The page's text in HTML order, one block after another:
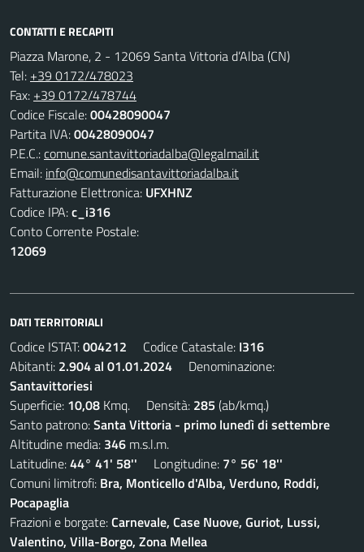
CONTATTI E RECAPITI
Piazza Marone, 2 - 12069 Santa Vittoria d’Alba (CN)
Tel: +39 0172/478023
Fax: +39 0172/478744
Codice Fiscale:00428090047
Partita IVA:00428090047
P.E.C.:comune.santavittoriadalba@legalmail.it
Email: info@comunedisantavittoriadalba.it
Fatturazione Elettronica: UFXHNZ
Codice IPA:c_i316
Conto Corrente Postale:
12069
DATI TERRITORIALI
Codice ISTAT:004212 Codice Catastale: I316
Abitanti: 2.904 al 01.01.2024 Denominazione:
Santavittoriesi
Superficie: 10,08 Kmq. Densità: 285 (ab/kmq.)
Santo patrono:Santa Vittoria - primo lunedì di settembre
Altitudine media: 346 m.s.l.m.
Latitudine:44° 41' 58'' Longitudine: 7° 56' 18''
Comuni limitrofi: Bra, Monticello d'Alba, Verduno, Roddi,
Pocapaglia
Frazioni e borgate:Carnevale, Case Nuove, Guriot, Lussi,
Valentino, Villa-Borgo, Zona Mellea